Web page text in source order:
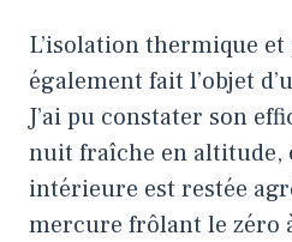
L’isolation thermique
également fait l’objet
J’ai pu constater son
nuit fraîche en altitude,
intérieure est restée
mercure frôlant le zéro